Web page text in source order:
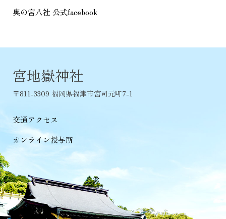
奥の宮八社 公式facebook
宮地嶽神社
〒811-3309 福岡県福津市宮司元町7-1
交通アクセス
オンライン授与所